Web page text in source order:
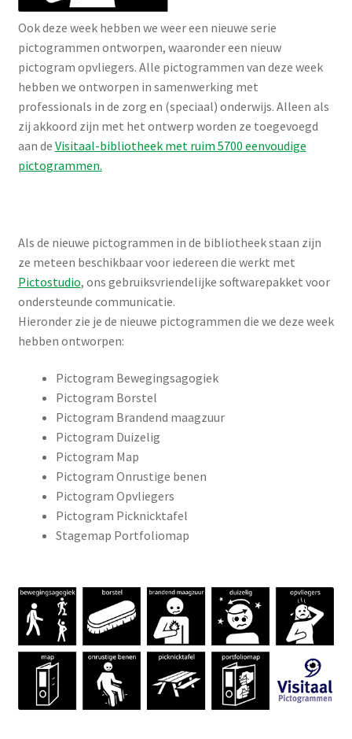
Ook deze week hebben we weer een nieuwe serie
pictogrammen ontworpen, waaronder een nieuw
pictogram opvliegers. Alle pictogrammen van deze week
hebben we ontworpen in samenwerking met
professionals in de zorg en (speciaal) onderwijs. Alleen als
zij akkoord zijn met het ontwerp worden ze toegevoegd
aan de Visitaal-bibliotheek met ruim 5700 eenvoudige
pictogrammen.
Als de nieuwe pictogrammen in de bibliotheek staan zijn
ze meteen beschikbaar voor iedereen die werkt met
Pictostudio, ons gebruiksvriendelijke softwarepakket voor
ondersteunde communicatie.
Hieronder zie je de nieuwe pictogrammen die we deze week
hebben ontworpen:
Pictogram Bewegingsagogiek
Pictogram Borstel
Pictogram Brandend maagzuur
Pictogram Duizelig
Pictogram Map
Pictogram Onrustige benen
Pictogram Opvliegers
Pictogram Picknicktafel
Stagemap Portfoliomap